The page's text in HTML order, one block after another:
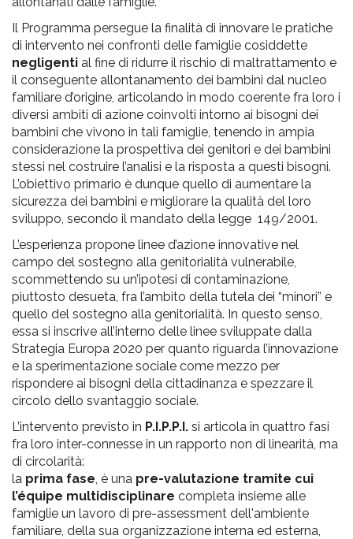
Il Programma persegue la finalità di innovare le pratiche
di intervento nei confronti delle famiglie cosiddette
negligenti al fine di ridurre il rischio di maltrattamento e
il conseguente allontanamento dei bambini dal nucleo
familiare d’origine, articolando in modo coerente fra loro i
diversi ambiti di azione coinvolti intorno ai bisogni dei
bambini che vivono in tali famiglie, tenendo in ampia
considerazione la prospettiva dei genitori e dei bambini
stessi nel costruire l’analisi e la risposta a questi bisogni.
L’obiettivo primario è dunque quello di aumentare la
sicurezza dei bambini e migliorare la qualità del loro
sviluppo, secondo il mandato della legge 149/2001.
L’esperienza propone linee d’azione innovative nel
campo del sostegno alla genitorialità vulnerabile,
scommettendo su un’ipotesi di contaminazione,
piuttosto desueta, fra l’ambito della tutela dei “minori” e
quello del sostegno alla genitorialità. In questo senso,
essa si inscrive all’interno delle linee sviluppate dalla
Strategia Europa 2020 per quanto riguarda l’innovazione
e la sperimentazione sociale come mezzo per
rispondere ai bisogni della cittadinanza e spezzare il
circolo dello svantaggio sociale.
L’intervento previsto in P.I.P.P.I. si articola in quattro fasi
fra loro inter-connesse in un rapporto non di linearità, ma
di circolarità:
la prima fase, è una pre-valutazione tramite cui
l’équipe multidisciplinare completa insieme alle
famiglie un lavoro di pre-assessment dell'ambiente
familiare, della sua organizzazione interna ed esterna,